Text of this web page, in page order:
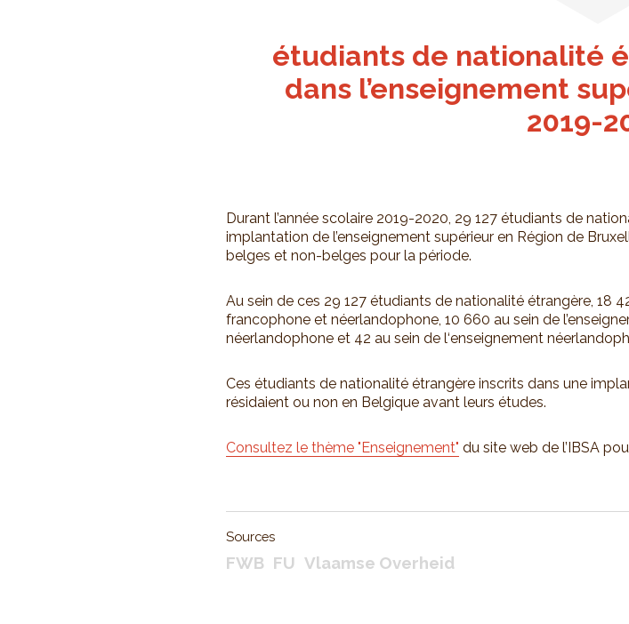
étudiants de nationalité
dans l’enseignement
2019-
Durant l’année scolaire 2019-2020, 29 127 étudiants de
implantation de l’enseignement supérieur en Région de
belges et non-belges pour la période.
Au sein de ces 29 127 étudiants de nationalité étrangère, 18
francophone et néerlandophone, 10 660 au sein de
néerlandophone et 42 au sein de l‘enseignement
Ces étudiants de nationalité étrangère inscrits dans une
résidaient ou non en Belgique avant leurs études.
Consultez le thème "Enseignement" du site web de l’IBSA
Sources
FWB FU Vlaamse Overheid